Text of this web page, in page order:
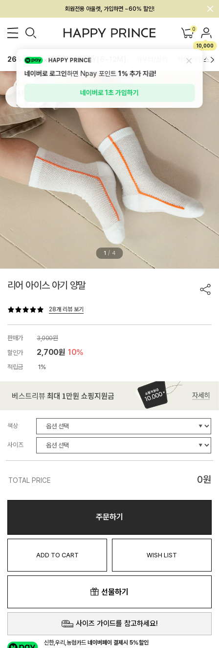
멤버십 최대 28,000원 혜택
0
10,000
26SS 신상 BEST BABY[6~12M] 하의/레깅스
1 / 4
리어 아이스 아기 양말
28개 리뷰 보기
판매가
3,000원
할인가
2,700원 10%
적립금 1%
색상
사이즈
TOTAL PRICE 0원
주문하기
ADD TO CART WISH LIST
선물하기
사이즈 가이드를 참고하세요!
신한,우리,농협카드네이버페이 결제시 5%할인
HAPPY PRINCE
네이버로 로그인하면 Npay 포인트1%추가 지급!
네이버로 1초 가입하기